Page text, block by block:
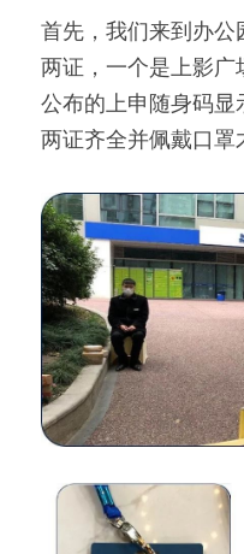
首先，我们来到办
两证，一个是上影
公布的上申随身码显
两证齐全并佩戴口